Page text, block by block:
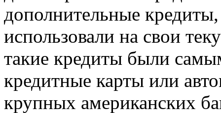
дополнительные
использовали на свои
такие кредиты были
кредитные карты или
крупных американских